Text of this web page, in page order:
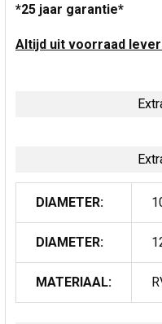
*25 jaar garantie*
Altijd uit voorraad
DIAMETER:
DIAMETER:
MATERIAAL: